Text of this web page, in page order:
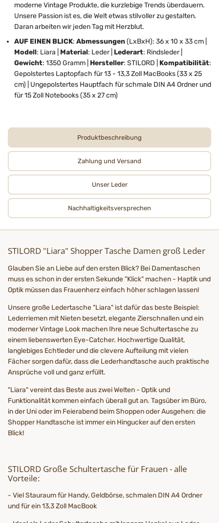
moderne Vintage Produkte, die kurzlebige Trends überdauern.
Unsere Passion ist es, die Welt etwas stilvoller zu gestalten.
Daran arbeiten wir jeden Tag mit Herzblut.
AUF EINEN BLICK: Abmessungen(LxBxH): 36 x 10 x 33 cm |
Modell: Liara | Material: Leder | Lederart: Rindsleder |
Gewicht: 1350 Gramm | Hersteller: STILORD | Kompatibilität:
Gepolstertes Laptopfach für 13 - 13,3 Zoll MacBooks (33 x 25
cm) | Ungepolstertes Hauptfach für schmale DIN A4 Ordner und
für 15 Zoll Notebooks (35 x 27 cm)
Produktbeschreibung
Zahlung und Versand
Unser Leder
Nachhaltigkeits­­­versprechen
STILORD "Liara" Shopper Tasche Damen groß Leder
Glauben Sie an Liebe auf den ersten Blick? Bei Damentaschen
muss es schon in der ersten Sekunde "Klick" machen - Haptik und
Optik müssen das Frauenherz einfach höher schlagen lassen!
Unsere große Ledertasche "Liara" ist dafür das beste Beispiel:
Lederriemen mit Nieten besetzt, elegante Zierschnallen und ein
moderner Vintage Look machen Ihre neue Schultertasche zu
einem liebenswerten Eye-Catcher. Hochwertige Qualität,
langlebiges Echtleder und die clevere Aufteilung mit vielen
Fächer sorgen dafür, dass die Lederhandtasche auch praktische
Ansprüche voll und ganz erfüllt.
"Liara" vereint das Beste aus zwei Welten - Optik und
Funktionalität kommen einfach überall gut an. Tagsüber im Büro,
in der Uni oder im Feierabend beim Shoppen oder Ausgehen: die
Shopper Handtasche ist immer ein Hingucker auf den ersten
Blick!
STILORD Große Schultertasche für Frauen - alle
Vorteile:
- Viel Stauraum für Handy, Geldbörse, schmalen DIN A4 Ordner
und für ein 13,3 Zoll MacBook